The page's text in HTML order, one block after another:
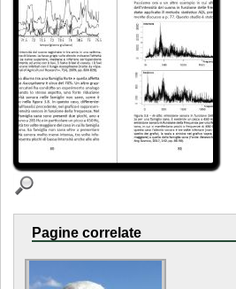
Pagine correlate